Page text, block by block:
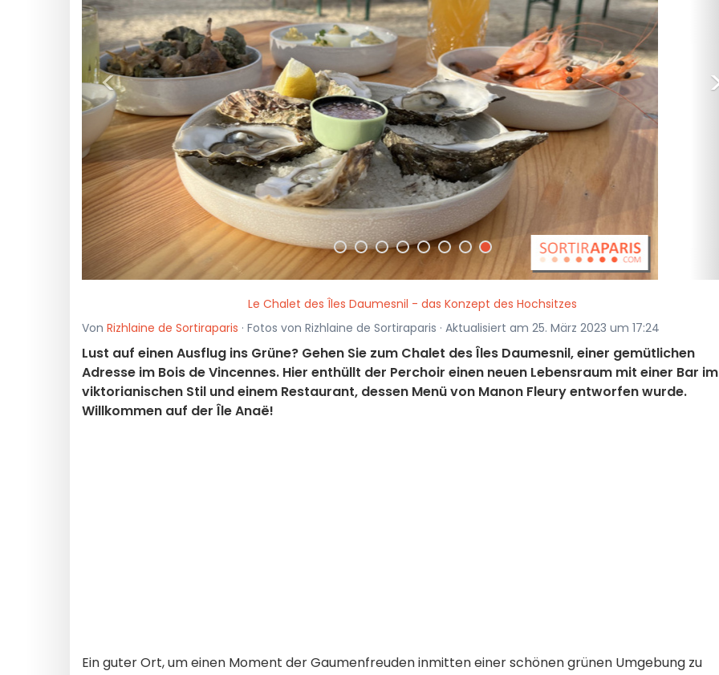
<
Le Chalet des Îles Daumesnil - das Konzept des Hochsitzes
Von Rizhlaine de Sortiraparis · Fotos von Rizhlaine de Sortiraparis · Aktualisiert am 25. März 2023 um 17:24
Lust auf einen Ausflug ins Grüne? Gehen Sie zum Chalet des Îles Daumesnil, einer gemütlichen
Adresse im Bois de Vincennes. Hier enthüllt der Perchoir einen neuen Lebensraum mit einer Bar im
viktorianischen Stil und einem Restaurant, dessen Menü von Manon Fleury entworfen wurde.
Willkommen auf der Île Anaë!
Ein guter Ort, um einen Moment der Gaumenfreuden inmitten einer schönen grünen Umgebung zu